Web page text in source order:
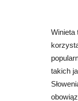
Winieta
takich